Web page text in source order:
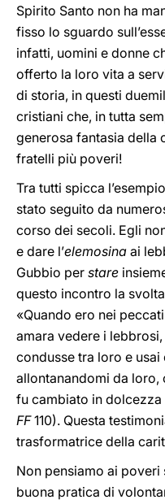
Spirito Santo non ha
fisso lo sguardo
infatti, uomini e donne
offerto la loro vita a
di storia, in questi
cristiani che, in tutta
generosa fantasia della
fratelli più poveri!
Tra tutti spicca
stato seguito da
corso dei secoli. Egli
e dare l’elemosina ai
Gubbio per stare
questo incontro la
«Quando ero nei
amara vedere i
condusse tra loro e
allontanandomi da loro,
fu cambiato in
FF110). Questa
trasformatrice della
Non pensiamo ai
buona pratica di